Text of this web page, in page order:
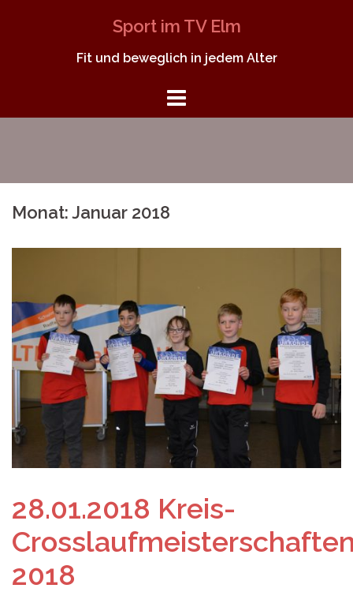
Sport im TV Elm
Fit und beweglich in jedem Alter
Monat:Januar 2018
28.01.2018 Kreis-
2018